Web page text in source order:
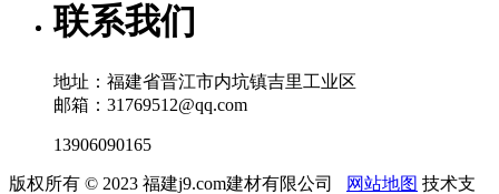
联系我们
地址：福建省晋江市内坑镇吉里工业区
邮箱：31769512@qq.com
13906090165
版权所有 © 2023 福建j9.com建材有限公司 网站地图 技术支